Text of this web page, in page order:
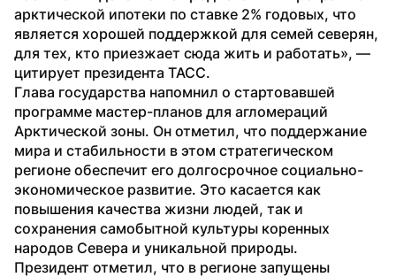
арктической ипотеки по ставке 2% годовых, что
является хорошей поддержкой для семей северян,
для тех, кто приезжает сюда жить и работать», —
цитирует президента ТАСС.
Глава государства напомнил о стартовавшей
программе мастер-планов для агломераций
Арктической зоны. Он отметил, что поддержание
мира и стабильности в этом стратегическом
регионе обеспечит его долгосрочное социально-
экономическое развитие. Это касается как
повышения качества жизни людей, так и
сохранения самобытной культуры коренных
народов Севера и уникальной природы.
Президент отметил, что в регионе запущены